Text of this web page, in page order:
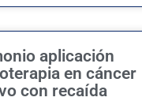
aplicación
en cáncer
con recaída